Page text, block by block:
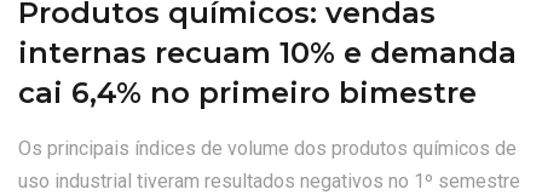
Produtos químicos: vendas
internas recuam 10% e demanda
cai 6,4% no primeiro bimestre
Os principais índices de volume dos produtos químicos de
uso industrial tiveram resultados negativos no 1º semestre